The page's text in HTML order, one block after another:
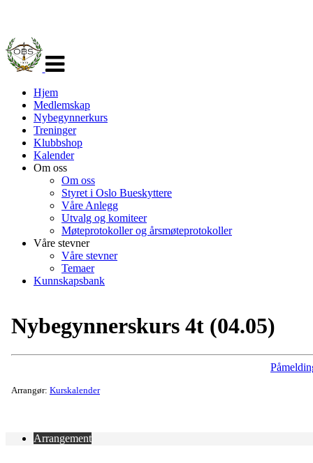
navigasjon
Hjem
Medlemskap
Nybegynnerkurs
Treninger
Klubbshop
Kalender
Om oss
Om oss
Styret i Oslo Bueskyttere
Våre Anlegg
Utvalg og komiteer
Møteprotokoller og årsmøteprotokoller
Våre stevner
Våre stevner
Temaer
Kunnskapsbank
Nybegynnerskurs 4t (04.05)
Arrangør: Kurskalender
Arrangement